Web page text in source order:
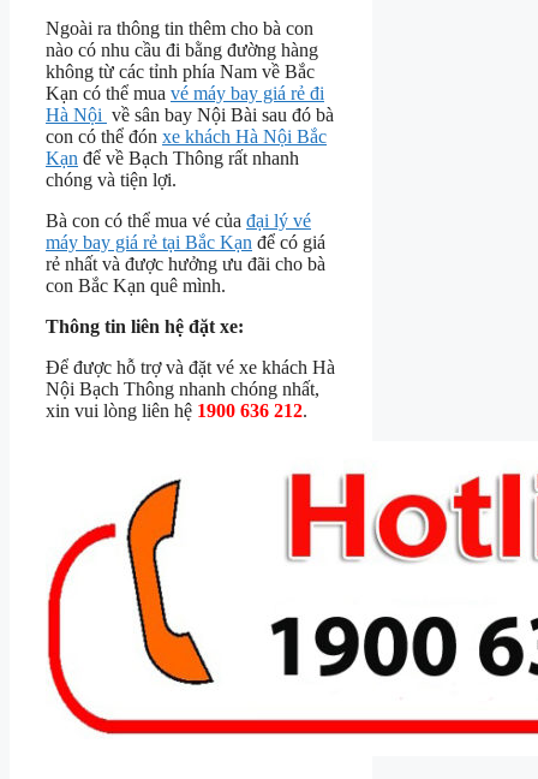
Ngoài ra thông tin thêm cho bà con
nào có nhu cầu đi bằng đường hàng
không từ các tỉnh phía Nam về Bắc
Kạn có thể mua vé máy bay giá rẻ đi
Hà Nội về sân bay Nội Bài sau đó bà
con có thể đón xe khách Hà Nội Bắc
Kạn để về Bạch Thông rất nhanh
chóng và tiện lợi.
Bà con có thể mua vé của đại lý vé
máy bay giá rẻ tại Bắc Kạn để có giá
rẻ nhất và được hưởng ưu đãi cho bà
con Bắc Kạn quê mình.
Thông tin liên hệ đặt xe:
Để được hỗ trợ và đặt vé xe khách Hà
Nội Bạch Thông nhanh chóng nhất,
xin vui lòng liên hệ 1900 636 212.